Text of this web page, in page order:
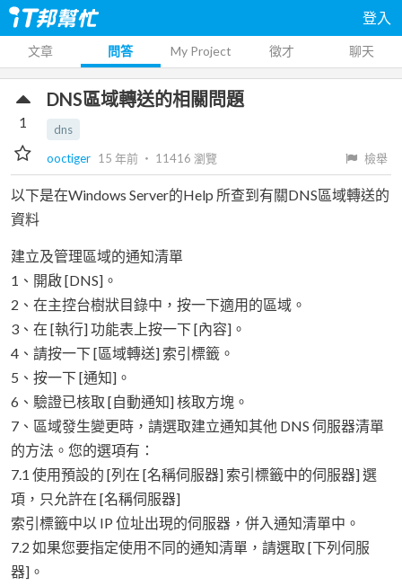
登入
文章 問答 My Project 徵才 聊天
DNS區域轉送的相關問題
dns
ooctiger 15 年前 ‧ 11416 瀏覽 檢舉
1
以下是在Windows Server的Help 所查到有關DNS區域轉送的
資料
建立及管理區域的通知清單
1、開啟 [DNS]。
2、在主控台樹狀目錄中，按一下適用的區域。
3、在 [執行] 功能表上按一下 [內容]。
4、請按一下 [區域轉送] 索引標籤。
5、按一下 [通知]。
6、驗證已核取 [自動通知] 核取方塊。
7、區域發生變更時，請選取建立通知其他 DNS 伺服器清單
的方法。您的選項有：
7.1 使用預設的 [列在 [名稱伺服器] 索引標籤中的伺服器] 選
項，只允許在 [名稱伺服器]
索引標籤中以 IP 位址出現的伺服器，併入通知清單中。
7.2 如果您要指定使用不同的通知清單，請選取 [下列伺服
器]。